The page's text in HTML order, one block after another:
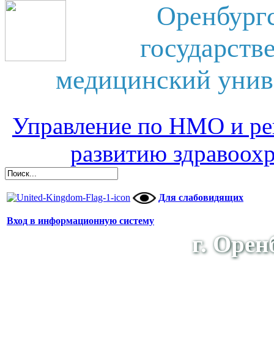
медицинский
Управление по НМО и
развитию
Для слабовидящих
Вход в информационную систему
г.